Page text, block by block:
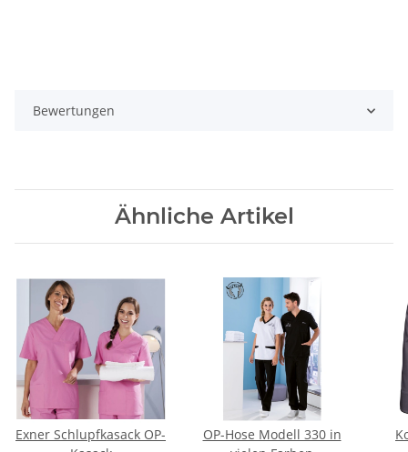
Bewertungen
Ähnliche Artikel
Exner Schlupfkasack OP-
OP-Hose Modell 330 in